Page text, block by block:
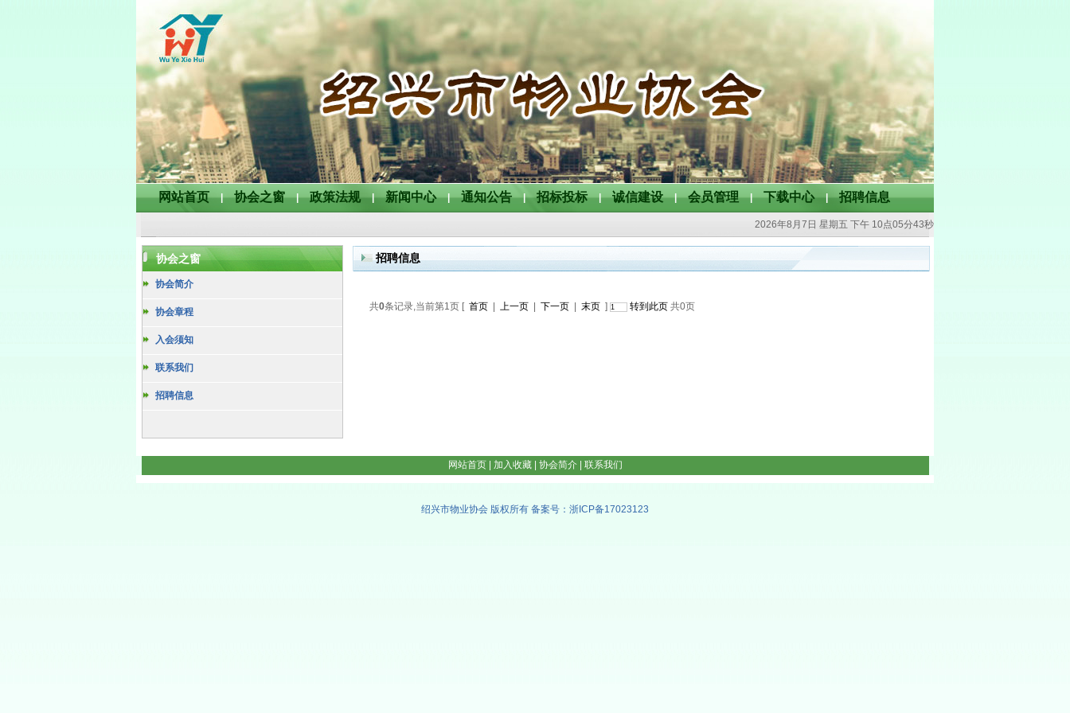
网站首页 | 协会之窗 | 政策法规 | 新闻中心 | 通知公告 | 招标投标 | 诚信建设 | 会员管理 | 下载中心 | 招聘信息
2026年8月7日 星期五 下午 10点05分43秒
协会之窗
协会简介
协会章程
入会须知
联系我们
招聘信息
招聘信息
共0条记录,当前第1页 [ 首页 上一页 下一页 末页 ] 转到此页 共0页
网站首页 加入收藏 协会简介 联系我们
绍兴市物业协会 版权所有 备案号：浙ICP备17023123